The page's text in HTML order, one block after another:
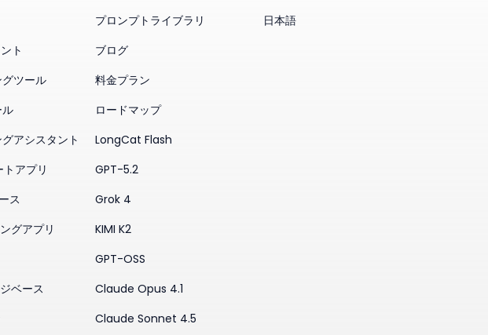
ト
グツール
ル
アシスタント
アプリ
ス
グアプリ
ベース
プロンプトライブラリ
ブログ
料金プラン
ロードマップ
LongCat Flash
GPT-5.2
Grok 4
KIMI K2
GPT-OSS
Claude Opus 4.1
Claude Sonnet 4.5
日本語